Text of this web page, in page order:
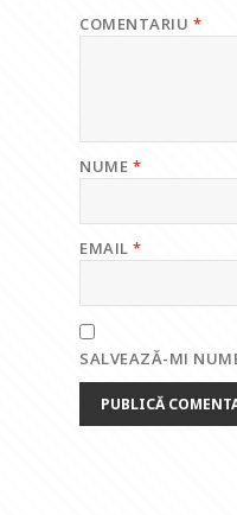
COMENTARIU *
NUME *
EMAIL*
SALVEAZĂ-MI